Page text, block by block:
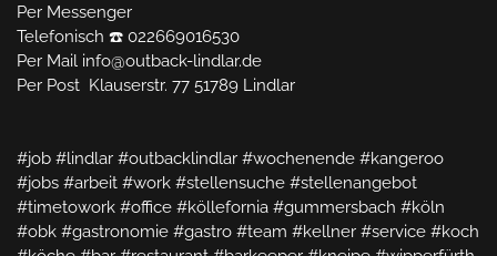
Per Messenger
Telefonisch ☎️ 022669016530
Per Mail info@outback-lindlar.de
Per Post  Klauserstr. 77 51789 Lindlar
#job #lindlar #outbacklindlar #wochenende #kangeroo
#jobs #arbeit #work #stellensuche #stellenangebot
#timetowork #office #köllefornia #gummersbach #köln
#obk #gastronomie #gastro #team #kellner #service #koch